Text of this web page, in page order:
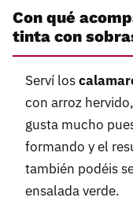
Con qué
tinta con
Serví los
con arroz
gusta mucho
formando y el
también podéis
ensalada verde.